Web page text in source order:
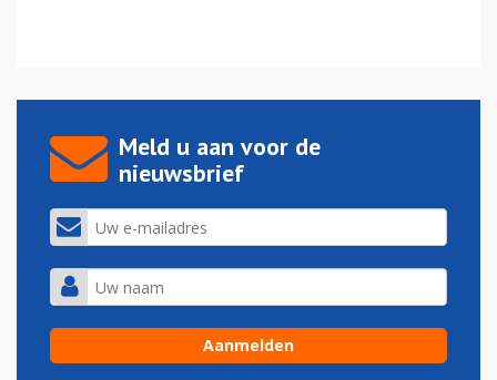
Meld u aan voor de
nieuwsbrief